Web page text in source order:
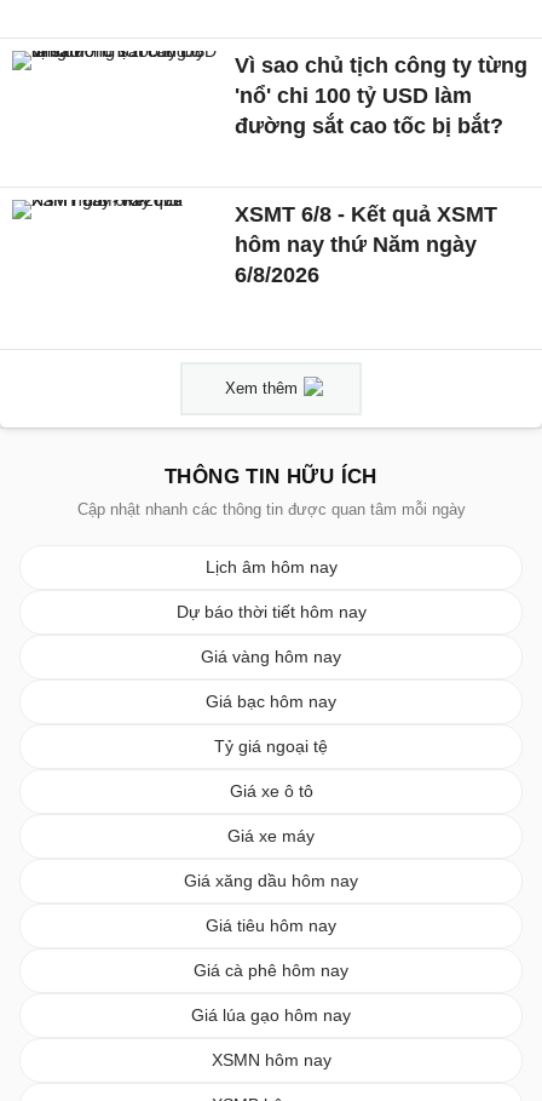
Vì sao chủ tịch công ty từng
'nổ' chi 100 tỷ USD làm
đường sắt cao tốc bị bắt?
XSMT 6/8 - Kết quả XSMT
hôm nay thứ Năm ngày
6/8/2026
Xem thêm
THÔNG TIN HỮU ÍCH
Cập nhật nhanh các thông tin được quan tâm mỗi ngày
Lịch âm hôm nay
Dự báo thời tiết hôm nay
Giá vàng hôm nay
Giá bạc hôm nay
Tỷ giá ngoại tệ
Giá xe ô tô
Giá xe máy
Giá xăng dầu hôm nay
Giá tiêu hôm nay
Giá cà phê hôm nay
Giá lúa gạo hôm nay
XSMN hôm nay